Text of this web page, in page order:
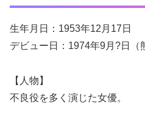
生年月日：1953年12月17日
デビュー日：1974年9月?日（
【人物】
不良役を多く演じた女優。